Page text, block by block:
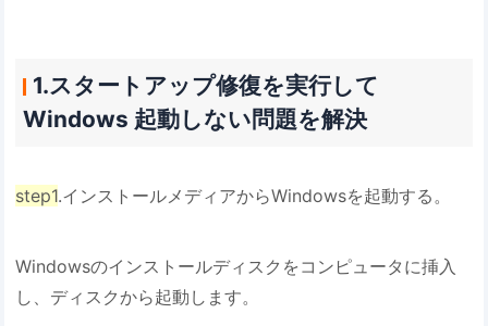
1.スタートアップ修復を実行して
Windows 起動しない問題を解決
step1.インストールメディアからWindowsを起動する。
Windowsのインストールディスクをコンピュータに挿入
し、ディスクから起動します。